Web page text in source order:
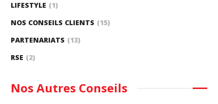
LIFESTYLE (1)
NOS CONSEILS CLIENTS (15)
PARTENARIATS (13)
RSE (2)
Nos Autres Conseils